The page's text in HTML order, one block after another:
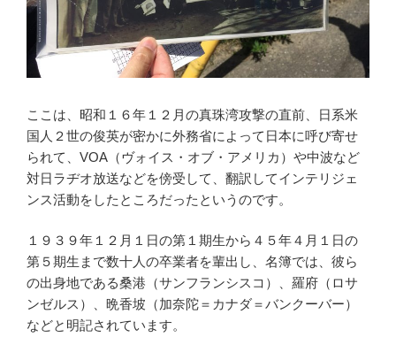
ここは、昭和１６年１２月の真珠湾攻撃の直前、日系米
国人２世の俊英が密かに外務省によって日本に呼び寄せ
られて、VOA（ヴォイス・オブ・アメリカ）や中波など
対日ラヂオ放送などを傍受して、翻訳してインテリジェ
ンス活動をしたところだったというのです。
１９３９年１２月１日の第１期生から４５年４月１日の
第５期生まで数十人の卒業者を輩出し、名簿では、彼ら
の出身地である桑港（サンフランシスコ）、羅府（ロサ
ンゼルス）、晩香坡（加奈陀＝カナダ＝バンクーバー）
などと明記されています。